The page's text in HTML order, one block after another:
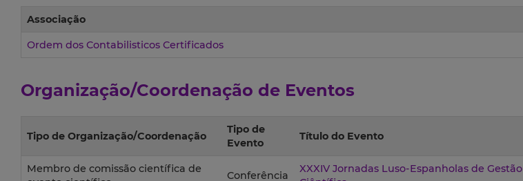
Associação
Ordem dos Contabilisticos Certificados
Organização/Coordenação de Eventos
Tipo de Organização/Coordenação
Tipo de
Evento
Título do Evento
Membro de comissão científica de
Conferência
XXXIV Jornadas Luso-Espanholas de Gestão